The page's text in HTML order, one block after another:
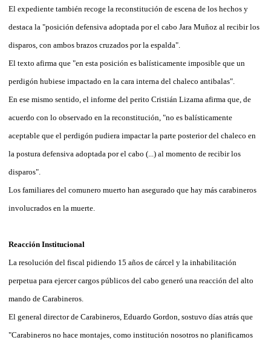
El expediente también recoge la reconstitución de escena de los hechos y
destaca la "posición defensiva adoptada por el cabo Jara Muñoz al recibir los
disparos, con ambos brazos cruzados por la espalda".
El texto afirma que "en esta posición es balísticamente imposible que un
perdigón hubiese impactado en la cara interna del chaleco antibalas".
En ese mismo sentido, el informe del perito Cristián Lizama afirma que, de
acuerdo con lo observado en la reconstitución, "no es balísticamente
aceptable que el perdigón pudiera impactar la parte posterior del chaleco en
la postura defensiva adoptada por el cabo (...) al momento de recibir los
disparos".
Los familiares del comunero muerto han asegurado que hay más carabineros
involucrados en la muerte.
Reacción Institucional
La resolución del fiscal pidiendo 15 años de cárcel y la inhabilitación
perpetua para ejercer cargos públicos del cabo generó una reacción del alto
mando de Carabineros.
El general director de Carabineros, Eduardo Gordon, sostuvo días atrás que
"Carabineros no hace montajes, como institución nosotros no planificamos